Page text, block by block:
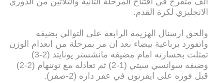
الانجليزي لكرة القدم.
والحق ارسنال الهزيمة الرابعة على التوالي بضيفه
واتفورد برباعية بيضاء بعد ان مر بمرحلة من انعدام الوزن
تمثلت بخسارته امام مضيفه مانشستر يونايتد (2-3)
وضيفه سوانسي سيتي (1-2) ثم تعادله مع توتنهام (2-2)
قبل فوزه على ايفرتون في عقر داره (2-صفر).